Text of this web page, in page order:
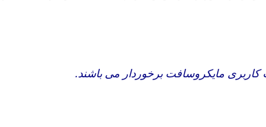
مایکروسافت برخوردار می باشند.